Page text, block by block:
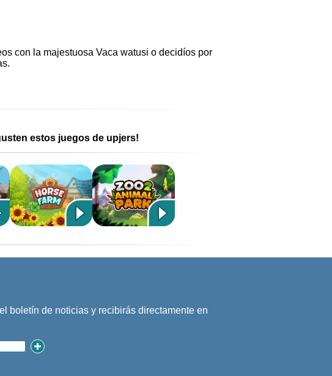
con la majestuosa Vaca watusi o decidíos por
estos juegos de upjers!
boletín de noticias y recibirás directamente en